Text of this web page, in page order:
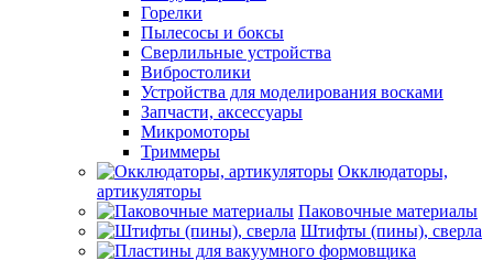
Горелки
Пылесосы и боксы
Сверлильные устройства
Вибростолики
Устройства для моделирования восками
Запчасти, аксессуары
Микромоторы
Триммеры
Окклюдаторы,
артикуляторы
Паковочные материалы
Штифты (пины), сверла